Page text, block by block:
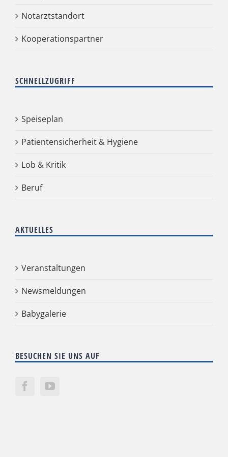
Notarztstandort
Kooperationspartner
SCHNELLZUGRIFF
Speiseplan
Patientensicherheit & Hygiene
Lob & Kritik
Beruf
AKTUELLES
Veranstaltungen
Newsmeldungen
Babygalerie
BESUCHEN SIE UNS AUF